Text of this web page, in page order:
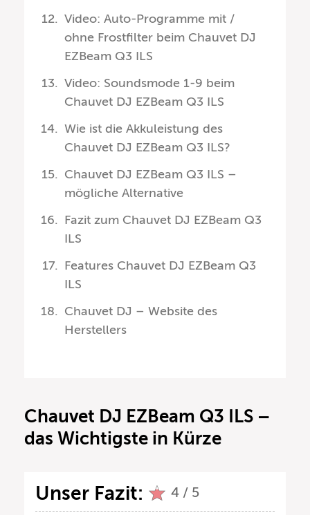
Video: Auto-Programme mit /
ohne Frostfilter beim Chauvet DJ
EZBeam Q3 ILS
Video: Soundsmode 1-9 beim
Chauvet DJ EZBeam Q3 ILS
Wie ist die Akkuleistung des
Chauvet DJ EZBeam Q3 ILS?
Chauvet DJ EZBeam Q3 ILS –
mögliche Alternative
Fazit zum Chauvet DJ EZBeam Q3
ILS
Features Chauvet DJ EZBeam Q3
ILS
Chauvet DJ – Website des
Herstellers
Chauvet DJ EZBeam Q3 ILS –
das Wichtigste in Kürze
Unser Fazit: 4 / 5